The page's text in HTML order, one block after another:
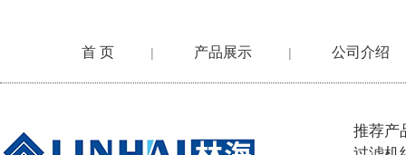
首 页 | 产品展示 | 公司介绍
推荐产